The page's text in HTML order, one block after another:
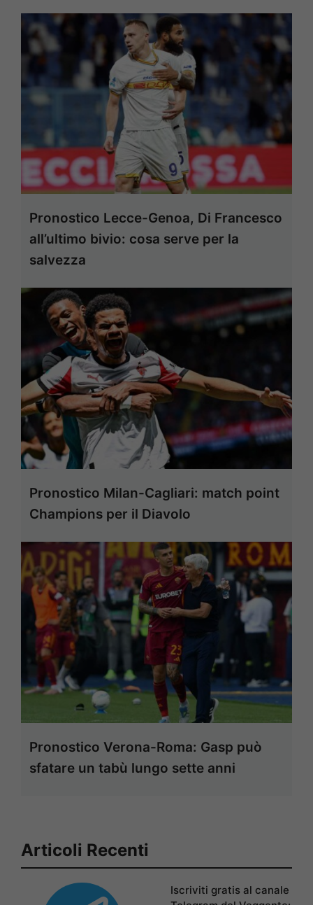
Pronostico Lecce-Genoa, Di Francesco
all’ultimo bivio: cosa serve per la
salvezza
Pronostico Milan-Cagliari: match point
Champions per il Diavolo
Pronostico Verona-Roma: Gasp può
sfatare un tabù lungo sette anni
Articoli Recenti
Iscriviti gratis al canale